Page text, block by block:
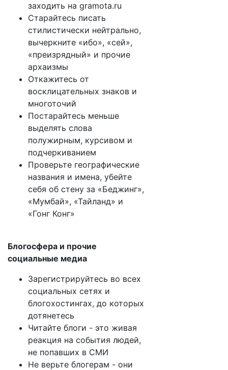
заходить на gramota.ru
Старайтесь писать
стилистически нейтрально,
вычеркните «ибо», «сей»,
«преизрядный» и прочие
архаизмы
Откажитесь от
восклицательных знаков и
многоточий
Постарайтесь меньше
выделять слова
полужирным, курсивом и
подчеркиванием
Проверьте географические
названия и имена, убейте
себя об стену за «Беджинг»,
«Мумбай», «Тайланд» и
«Гонг Конг»
Блогосфера и прочие
социальные медиа
Зарегистрируйтесь во всех
социальных сетях и
блогохостингах, до которых
дотянетесь
Читайте блоги - это живая
реакция на события людей,
не попавших в СМИ
Не верьте блогерам - они